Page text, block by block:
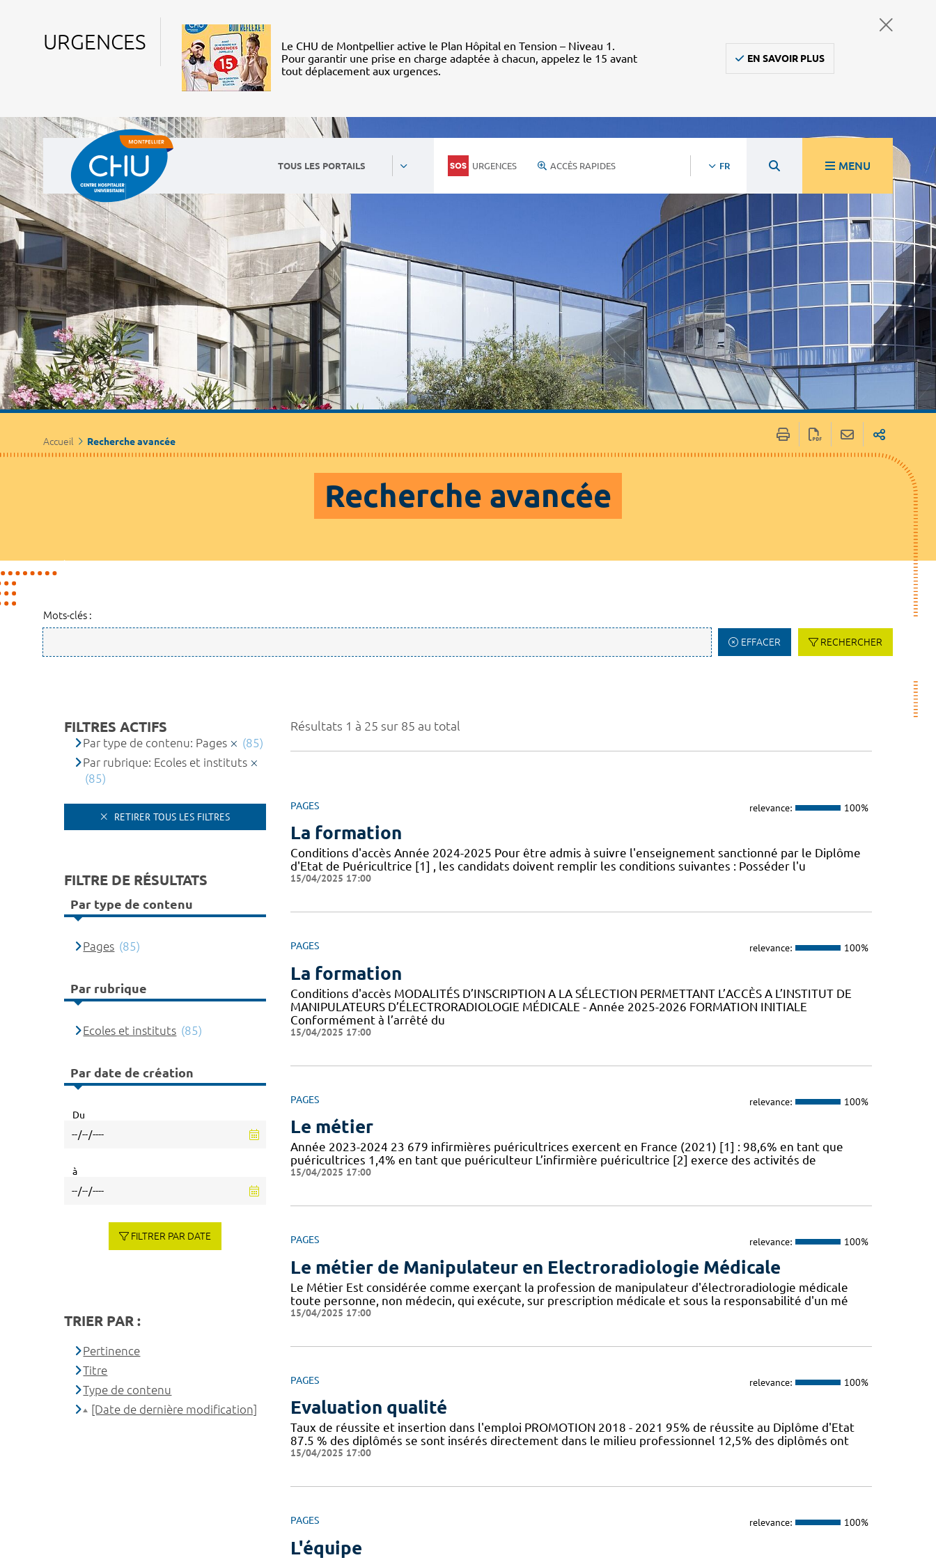
URGENCES
Le CHU de Montpellier active le Plan Hôpital en Tension – Niveau 1.
Pour garantir une prise en charge adaptée à chacun, appelez le 15 avant
tout déplacement aux urgences.
EN SAVOIR PLUS
TOUS LES PORTAILS URGENCES ACCÈS RAPIDES FR MENU
Accueil Recherche avancée
Recherche avancée
Mots-clés :
EFFACER RECHERCHER
Résultats 1 à 25 sur 85 au total
PAGES relevance: 100%
La formation
Conditions d'accès Année 2024-2025 Pour être admis à suivre l'enseignement sanctionné par le Diplôme
d'Etat de Puéricultrice [1] , les candidats doivent remplir les conditions suivantes : Posséder l'u
15/04/2025 17:00
PAGES relevance: 100%
La formation
Conditions d'accès MODALITÉS D’INSCRIPTION A LA SÉLECTION PERMETTANT L’ACCÈS A L’INSTITUT DE
MANIPULATEURS D’ÉLECTRORADIOLOGIE MÉDICALE - Année 2025-2026 FORMATION INITIALE
Conformément à l’arrêté du
15/04/2025 17:00
PAGES relevance: 100%
Le métier
Année 2023-2024 23 679 infirmières puéricultrices exercent en France (2021) [1] : 98,6% en tant que
puéricultrices 1,4% en tant que puériculteur L’infirmière puéricultrice [2] exerce des activités de
15/04/2025 17:00
PAGES relevance: 100%
Le métier de Manipulateur en Electroradiologie Médicale
Le Métier Est considérée comme exerçant la profession de manipulateur d'électroradiologie médicale
toute personne, non médecin, qui exécute, sur prescription médicale et sous la responsabilité d'un mé
15/04/2025 17:00
PAGES relevance: 100%
Evaluation qualité
Taux de réussite et insertion dans l'emploi PROMOTION 2018 - 2021 95% de réussite au Diplôme d'Etat
87.5 % des diplômés se sont insérés directement dans le milieu professionnel 12,5% des diplômés ont
15/04/2025 17:00
PAGES relevance: 100%
L'équipe
FILTRES ACTIFS
Par type de contenu: Pages
(85)
Par rubrique: Ecoles et instituts
(85)
RETIRER TOUS LES FILTRES
FILTRE DE RÉSULTATS
Par type de contenu
Pages (85)
Par rubrique
Ecoles et instituts (85)
Par date de création
Du
à
FILTRER PAR DATE
TRIER PAR :
Pertinence
Titre
Type de contenu
[Date de dernière modification]